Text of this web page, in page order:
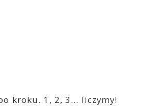
kroku. 1, 2, 3… liczymy!